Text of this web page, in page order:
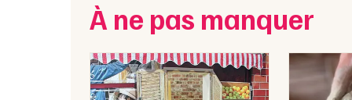
À ne pas manquer